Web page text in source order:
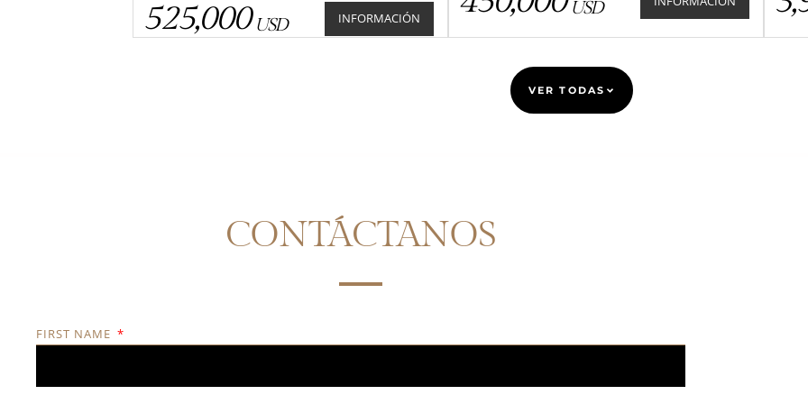
525,000 USD INFORMACIÓN USD
VER TODAS
CONTÁCTANOS
FIRST NAME